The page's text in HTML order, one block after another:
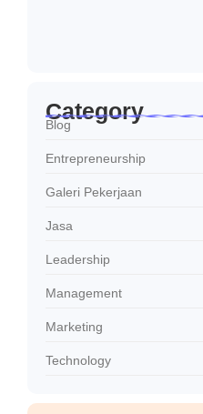
Category
Blog
Entrepreneurship
Galeri Pekerjaan
Jasa
Leadership
Management
Marketing
Technology